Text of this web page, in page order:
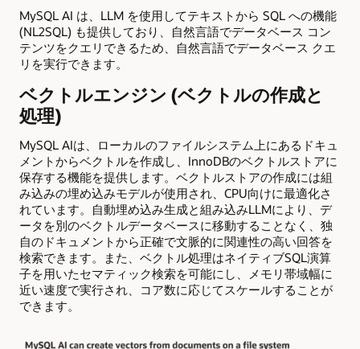
MySQL AI は、LLM を使用してテキストから SQL への機能
(NL2SQL) も提供しており、自然言語でデータベース コン
テンツをクエリできるため、自然言語でデータベース クエ
リを実行できます。
ベクトルエンジン (ベクトルの作成と
処理)
MySQL AIは、ローカルのファイルシステム上にあるドキュ
メントからベクトルを作成し、InnoDBのベクトルストアに
保存する機能を提供します。ベクトルストアの作成には組
み込みの埋め込みモデルが使用され、CPU向けに最適化さ
れています。自動埋め込み生成と組み込みLLMにより、デ
ータを別のベクトルデータベースに移動することなく、独
自のドキュメントから正確で文脈的に関連性の高い回答を
検索できます。また、ベクトル処理はネイティブSQL演算
子を用いたセマティック検索を可能にし、メモリ帯域幅に
近い速度で実行され、コア数に応じてスケールすることが
できます。